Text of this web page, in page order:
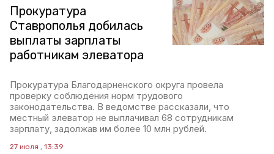
Прокуратура
Ставрополья добилась
выплаты зарплаты
работникам элеватора
Прокуратура Благодарненского округа провела
проверку соблюдения норм трудового
законодательства. В ведомстве рассказали, что
местный элеватор не выплачивал 68 сотрудникам
зарплату, задолжав им более 10 млн рублей.
27 июля , 13:39